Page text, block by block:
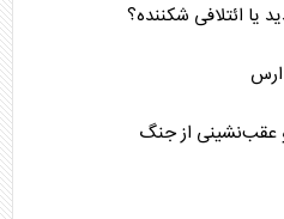
یا ائتلافی شکننده؟
ارس
عقب‌نشینی از جنگ